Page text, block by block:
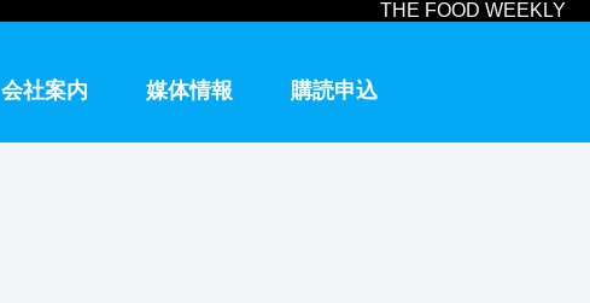
THE FOOD WEEKLY
会社案内 媒体情報 購読申込